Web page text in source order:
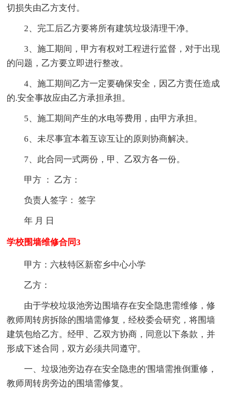
切损失由乙方支付。
2、完工后乙方要将所有建筑垃圾清理干净。
3、施工期间，甲方有权对工程进行监督，对于出现
的问题，乙方要立即进行整改。
4、施工期间乙方一定要确保安全，因乙方责任造成
的.安全事故应由乙方承担承担。
5、施工期间产生的水电等费用，由甲方承担。
6、未尽事宜本着互谅互让的原则协商解决。
7、此合同一式两份，甲、乙双方各一份。
甲方 ： 乙方：
负责人签字： 签字
年 月 日
学校围墙维修合同3
甲方：六枝特区新窑乡中心小学
乙方：
由于学校垃圾池旁边围墙存在安全隐患需维修，修
教师周转房拆除的围墙需修复，经校委会研究，将围墙
建筑包给乙方。经甲、乙双方协商，同意以下条款，并
形成下述合同，双方必须共同遵守。
一、垃圾池旁边存在安全隐患的'围墙需推倒重修，
教师周转房旁边的围墙需修复。